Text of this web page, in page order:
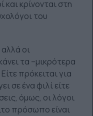
και κρίνονται στη
του
οι
τα –μικρότερα
πρόκειται για
σε ένα φιλί είτε
όμως, οι λόγοι
πρόσωπο είναι